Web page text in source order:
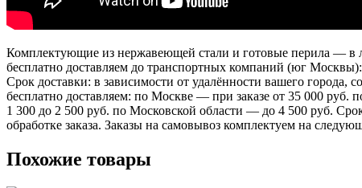
Комплектующие из нержавеющей стали и готовые перила — в
бесплатно доставляем до транспортных компаний (юг
Срок доставки: в зависимости от удалённости вашего
бесплатно доставляем: по Москве — при заказе от 35 000
1 300 до 2 500 руб. по Московской области — до 4 500 руб.
обработке заказа. Заказы на самовывоз комплектуем на
Похожие товары